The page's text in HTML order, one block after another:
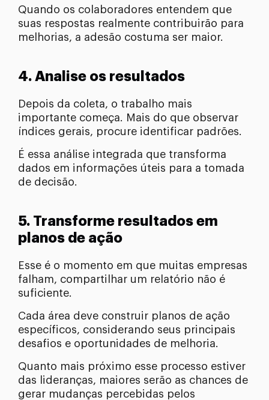
Quando os colaboradores entendem que
suas respostas realmente contribuirão para
melhorias, a adesão costuma ser maior.
4. Analise os resultados
Depois da coleta, o trabalho mais
importante começa. Mais do que observar
índices gerais, procure identificar padrões.
É essa análise integrada que transforma
dados em informações úteis para a tomada
de decisão.
5. Transforme resultados em
planos de ação
Esse é o momento em que muitas empresas
falham, compartilhar um relatório não é
suficiente.
Cada área deve construir planos de ação
específicos, considerando seus principais
desafios e oportunidades de melhoria.
Quanto mais próximo esse processo estiver
das lideranças, maiores serão as chances de
gerar mudanças percebidas pelos